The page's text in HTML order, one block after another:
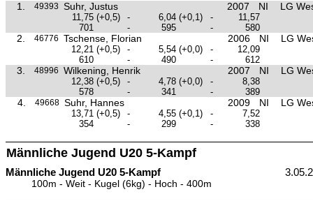
1. 49393 Suhr, Justus 2007 NI LG
11,75 (+0,5) - 6,04 (+0,1) -
11,57
701
- 595 - 580
2. 46776 Tschense, Florian 2006 NI LG
12,21 (+0,5) - 5,54 (+0,0) -
12,09
610
- 490 - 612
3. 48996 Wilkening, Henrik 2007 NI LG
12,38 (+0,5) - 4,78 (+0,0) -
8,38
578
- 341 - 389
4. 49668 Suhr, Hannes 2009 NI LG
13,71 (+0,5) - 4,55 (+0,1) -
7,52
354
- 299 - 338
Männliche Jugend U20 5-Kampf
Männliche Jugend U20 5-Kampf
100m - Weit - Kugel (6kg) - Hoch - 400m